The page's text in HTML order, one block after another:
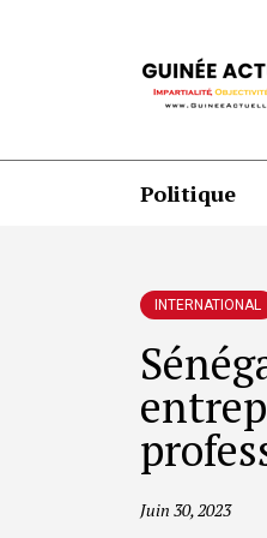
Politique
INTERNATIONAL
Juin 30, 2023